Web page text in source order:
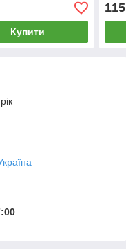
Купити
115